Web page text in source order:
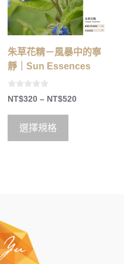
朱草花精－風暴中的寧
靜｜Sun Essences
0
o
5
NT$320 – NT$520
選擇規格